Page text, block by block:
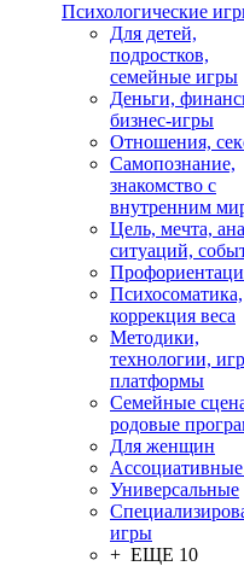
Психологические
Для детей,
подростков,
семейные игры
Деньги,
бизнес-игры
Отношения,
Самопознание,
знакомство с
внутренним
Цель, мечта,
ситуаций,
Психосоматика,
коррекция веса
Методики,
технологии,
платформы
Семейные
родовые
Для женщин
Универсальные
игры
+ ЕЩЕ 10